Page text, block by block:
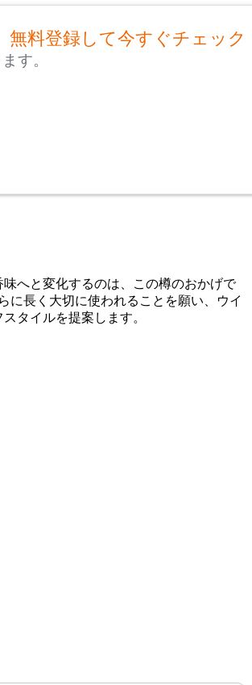
無料登録して今すぐチェック
す。
へと変化するのは、この樽のおかげで
に長く大切に使われることを願い、ウイ
タイルを提案します。